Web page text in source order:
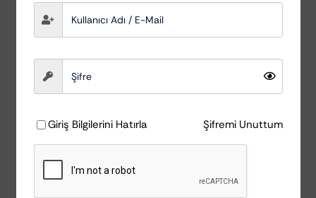
Giriş Bilgilerini Hatırla Şifremi Unuttum